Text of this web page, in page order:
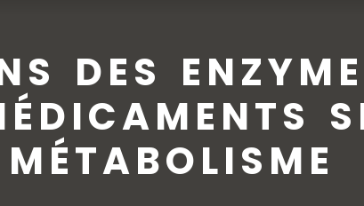
DES
MÉTABOLISME